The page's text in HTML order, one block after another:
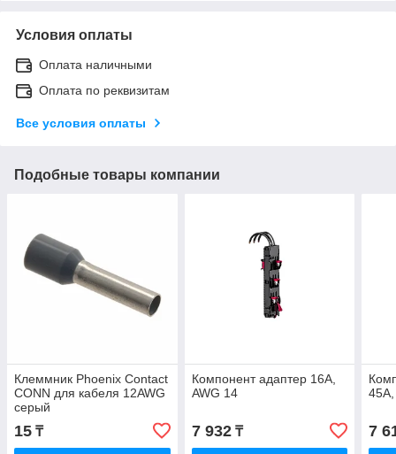
Условия оплаты
Оплата наличными
Оплата по реквизитам
Все условия оплаты
Подобные товары компании
Клеммник Phoenix Contact
CONN для кабеля 12AWG
серый
15 ₸
Компонент адаптер 16A,
AWG 14
7 932₸ 7